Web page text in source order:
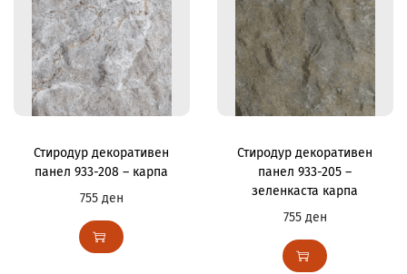
Стиродур декоративен
панел 933-208 – карпа
755 ден
Стиродур декоративен
панел 933-205 –
зеленкаста карпа
755 ден